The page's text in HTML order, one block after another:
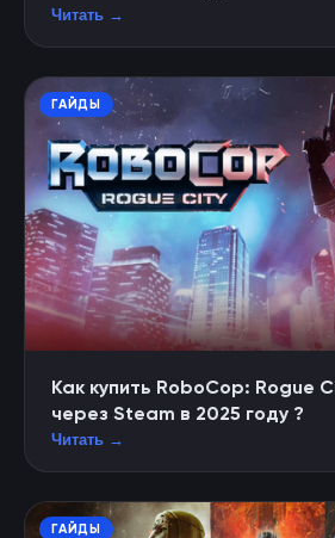
Читать →
ГАЙДЫ
Как купить RoboCop: Rogue
через Steam в 2025 году ?
Читать →
ГАЙДЫ